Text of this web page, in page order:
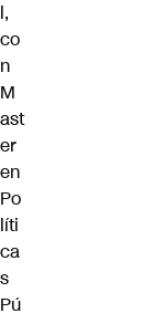
l,
co
n
M
ast
er
en
Po
líti
ca
s
Pú